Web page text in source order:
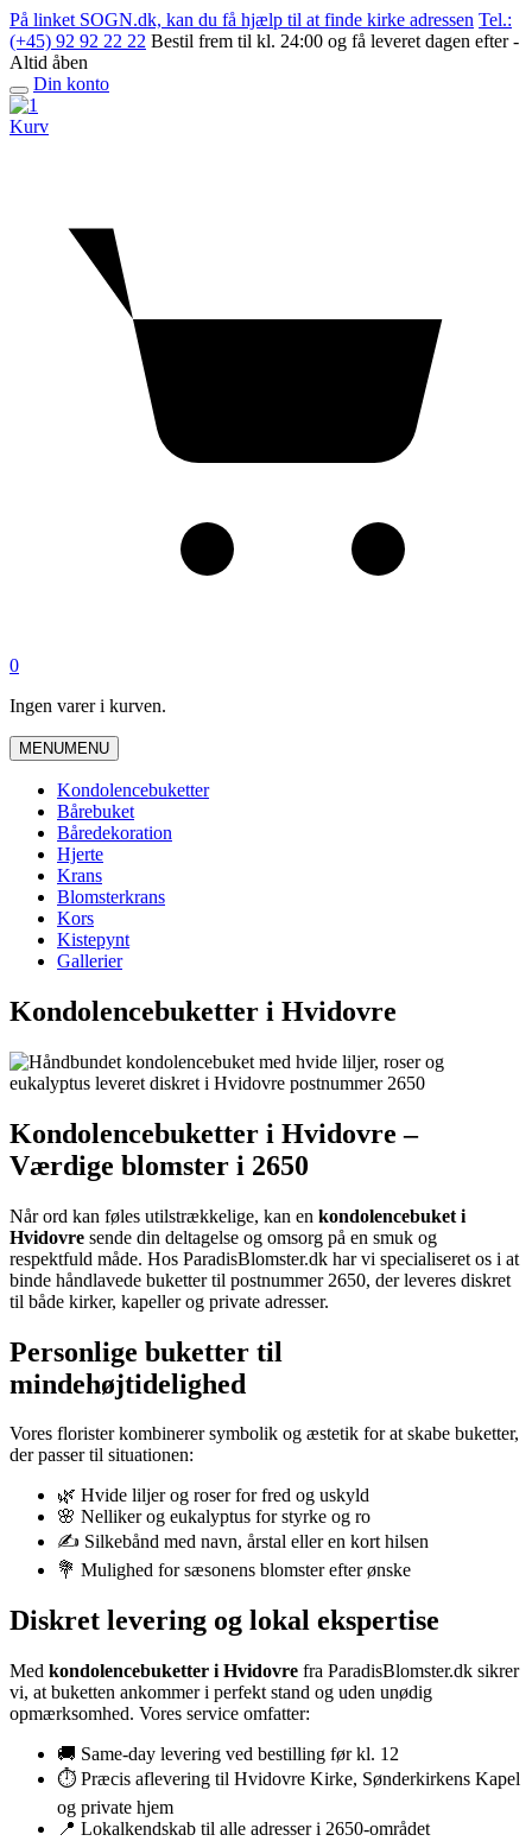
Skip
to
content
På linket SOGN.dk, kan du få hjælp til at finde kirke adressen Tel.:
(+45) 92 92 22 22 Bestil frem til kl. 24:00 og få leveret dagen efter -
Altid åben
Open
menu
Din konto
Kurv
0
Ingen varer i kurven.
MENUMENU
Kondolencebuketter
Bårebuket
Båredekoration
Hjerte
Krans
Blomsterkrans
Kors
Kistepynt
Gallerier
Kondolencebuketter i Hvidovre
Kondolencebuketter i Hvidovre –
Værdige blomster i 2650
Når ord kan føles utilstrækkelige, kan en kondolencebuket i
Hvidovre sende din deltagelse og omsorg på en smuk og
respektfuld måde. Hos ParadisBlomster.dk har vi specialiseret os i at
binde håndlavede buketter til postnummer 2650, der leveres diskret
til både kirker, kapeller og private adresser.
Personlige buketter til
mindehøjtidelighed
Vores florister kombinerer symbolik og æstetik for at skabe buketter,
der passer til situationen:
🌿 Hvide liljer og roser for fred og uskyld
🌸 Nel­liker og eukalyptus for styrke og ro
✍️ Silkebånd med navn, årstal eller en kort hilsen
💐 Mulighed for sæsonens blomster efter ønske
Diskret levering og lokal ekspertise
Med kondolencebuketter i Hvidovre fra ParadisBlomster.dk sikrer
vi, at buketten ankommer i perfekt stand og uden unødig
opmærksomhed. Vores service omfatter:
🚚 Same‑day levering ved bestilling før kl. 12
⏱️ Præcis aflevering til Hvidovre Kirke, Sønderkirkens Kapel
og private hjem
📍 Lokalkendskab til alle adresser i 2650-området